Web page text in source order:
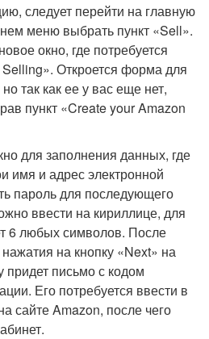
следует перейти на главную
меню выбрать пункт «Sell».
окно, где потребуется
Откроется форма для
так как ее у вас еще нет,
пункт «Create your Amazon
для заполнения данных, где
имя и адрес электронной
пароль для последующего
ввести на кириллице, для
6 любых символов. После
на кнопку «Next» на
придет письмо с кодом
Его потребуется ввести в
сайте Amazon, после чего